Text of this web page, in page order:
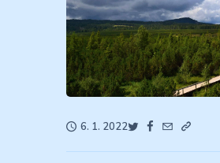
6. 1. 2022